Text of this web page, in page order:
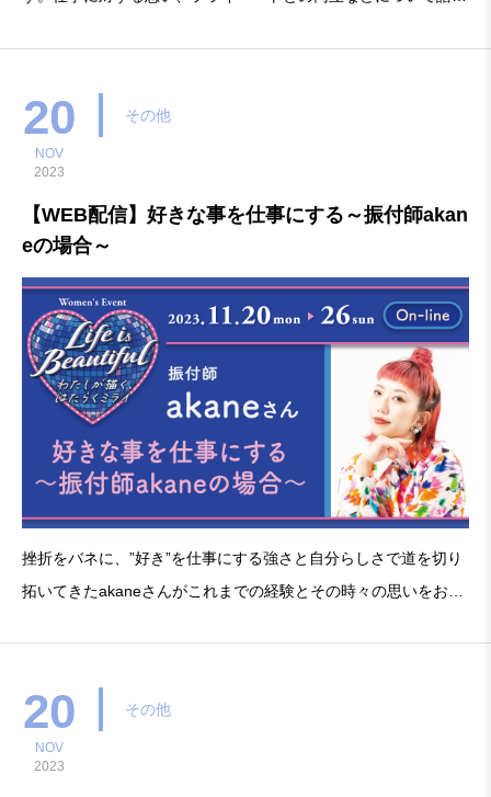
アナウンサー 1988
20
NOV
2023
その他
【WEB配信】好きな事を仕事にする～振付師akan
eの場合～
挫折をバネに、”好き”を仕事にする強さと自分らしさで道を切り
拓いてきたakaneさんがこれまでの経験とその時々の思いをお話
20
NOV
2023
その他